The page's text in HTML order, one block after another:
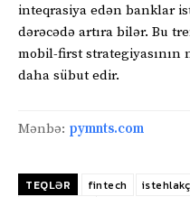
inteqrasiya edən banklar
dərəcədə artıra bilər. Bu
mobil-first strategiyasının
daha sübut edir.
Mənbə: pymnts.com
TEQLƏR fintech